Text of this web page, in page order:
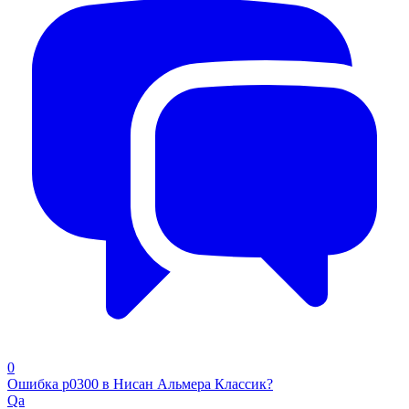
0
Ошибка р0300 в Нисан Альмера Классик?
Qa